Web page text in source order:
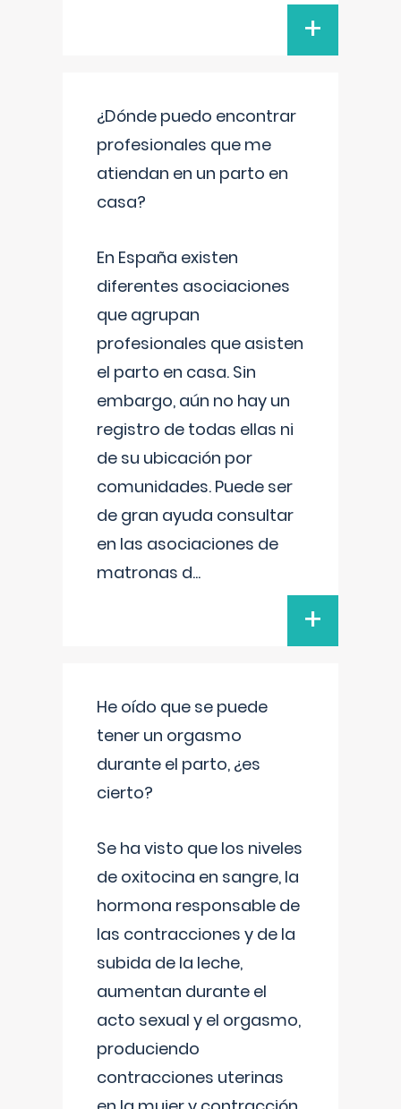
+
¿Dónde puedo encontrar
profesionales que me
atiendan en un parto en
casa?
En España existen
diferentes asociaciones
que agrupan
profesionales que asisten
el parto en casa. Sin
embargo, aún no hay un
registro de todas ellas ni
de su ubicación por
comunidades. Puede ser
de gran ayuda consultar
en las asociaciones de
matronas d...
+
He oído que se puede
tener un orgasmo
durante el parto, ¿es
cierto?
Se ha visto que los niveles
de oxitocina en sangre, la
hormona responsable de
las contracciones y de la
subida de la leche,
aumentan durante el
acto sexual y el orgasmo,
produciendo
contracciones uterinas